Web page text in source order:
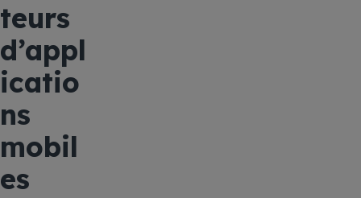
teurs
d’appl
icatio
ns
mobil
es